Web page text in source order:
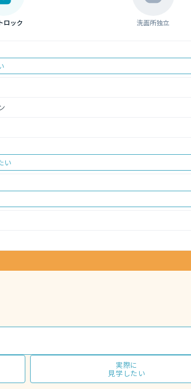
ロック 洗面所独立
い
実際に
見学したい